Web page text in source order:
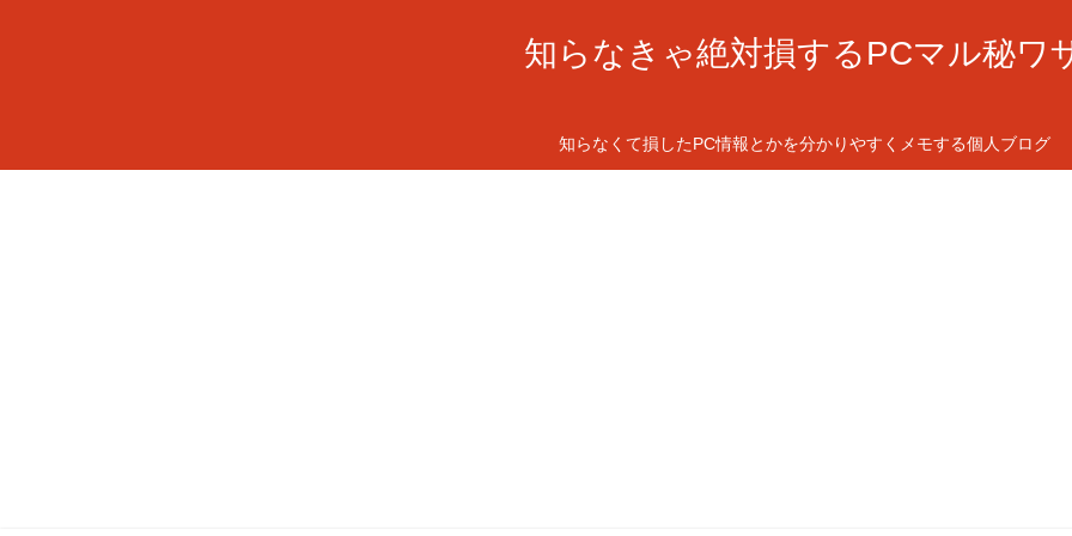
知らなきゃ絶対損するPCマル秘ワ
知らなくて損したPC情報とかを分かりやすくメモする個人ブログ